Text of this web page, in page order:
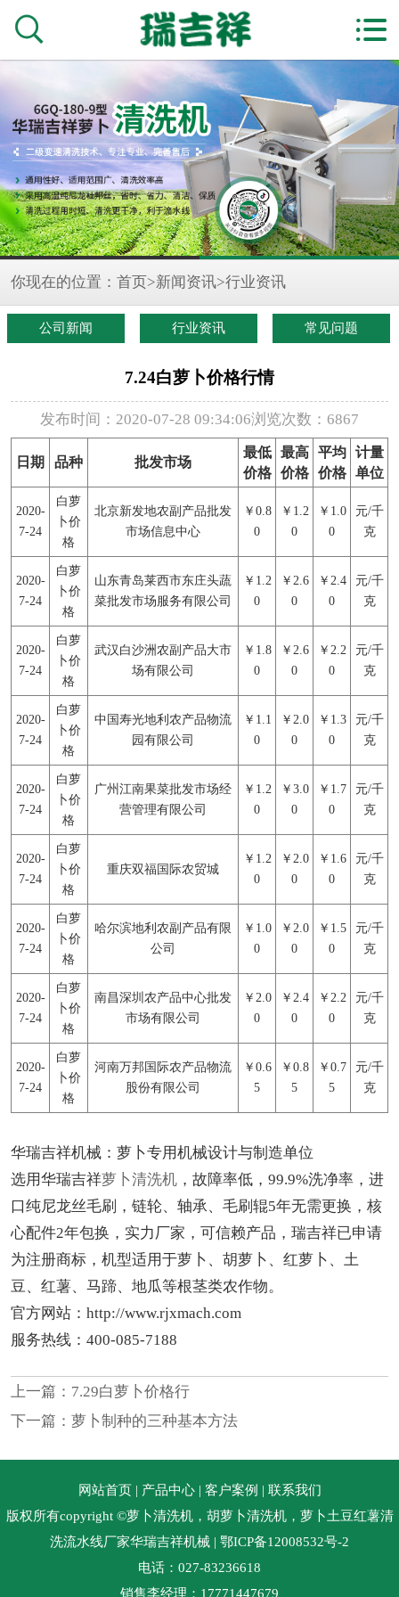


你现在的位置： 首页 >新闻资讯>行业资讯
公司新闻 行业资讯 常见问题
7.24白萝卜价格行情
发布时间：2020-07-28 09:34:06浏览次数：6867
日期 品种 批发市场
最低
价格
最高
价格
平均
价格
计量
单位
2020-
7-24
白萝
卜价
格
北京新发地农副产品批发
市场信息中心
￥0.8
0
￥1.2
0
￥1.0
0
元/千
克
2020-
7-24
白萝
卜价
格
山东青岛莱西市东庄头蔬
菜批发市场服务有限公司
￥1.2
0
￥2.6
0
￥2.4
0
元/千
克
2020-
7-24
白萝
卜价
格
武汉白沙洲农副产品大市
场有限公司
￥1.8
0
￥2.6
0
￥2.2
0
元/千
克
2020-
7-24
白萝
卜价
格
中国寿光地利农产品物流
园有限公司
￥1.1
0
￥2.0
0
￥1.3
0
元/千
克
2020-
7-24
白萝
卜价
格
广州江南果菜批发市场经
营管理有限公司
￥1.2
0
￥3.0
0
￥1.7
0
元/千
克
2020-
7-24
白萝
卜价
格
重庆双福国际农贸城
￥1.2
0
￥2.0
0
￥1.6
0
元/千
克
2020-
7-24
白萝
卜价
格
哈尔滨地利农副产品有限
公司
￥1.0
0
￥2.0
0
￥1.5
0
元/千
克
2020-
7-24
白萝
卜价
格
南昌深圳农产品中心批发
市场有限公司
￥2.0
0
￥2.4
0
￥2.2
0
元/千
克
2020-
7-24
白萝
卜价
格
河南万邦国际农产品物流
股份有限公司
￥0.6
5
￥0.8
5
￥0.7
5
元/千
克
华瑞吉祥机械：萝卜专用机械设计与制造单位
选用华瑞吉祥萝卜清洗机 ，故障率低，99.9%洗净率，进
口纯尼龙丝毛刷，链轮、轴承、毛刷辊5年无需更换，核
心配件2年包换，实力厂家，可信赖产品，瑞吉祥已申请
为注册商标，机型适用于萝卜、胡萝卜、红萝卜、土
豆、红薯、马蹄、地瓜等根茎类农作物。
官方网站：http://www.rjxmach.com
服务热线：400-085-7188
上一篇： 7.29白萝卜价格行
下一篇： 萝卜制种的三种基本方法
网站首页| 产品中心| 客户案例 | 联系我们
版权所有copyright ©萝卜清洗机，胡萝卜清洗机，萝卜土豆红薯清
洗流水线厂家华瑞吉祥机械 | 鄂ICP备12008532号-2
电话：027-83236618
销售李经理：17771447679